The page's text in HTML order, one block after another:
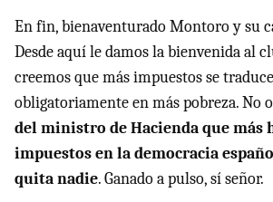
En fin, bienaventurado Montoro y su
Desde aquí le damos la bienvenida al
creemos que más impuestos se
obligatoriamente en más pobreza. No
del ministro de Hacienda que más
impuestos en la democracia
quita nadie. Ganado a pulso, sí señor.